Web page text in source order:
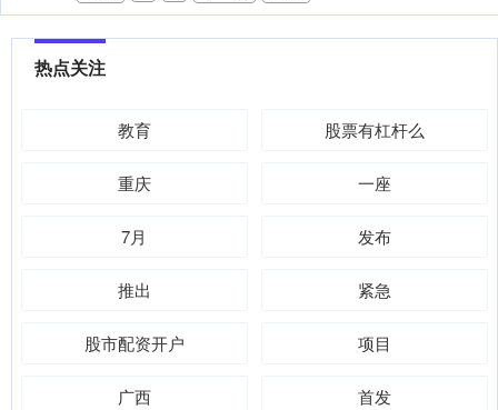
热点关注
教育 股票有杠杆么
重庆 一座
7月 发布
推出 紧急
股市配资开户 项目
广西 首发